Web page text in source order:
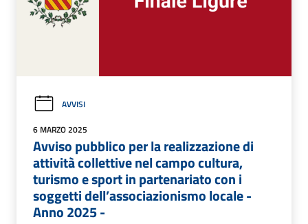
AVVISI
6 MARZO 2025
Avviso pubblico per la realizzazione di
attività collettive nel campo cultura,
turismo e sport in partenariato con i
soggetti dell’associazionismo locale -
Anno 2025 -